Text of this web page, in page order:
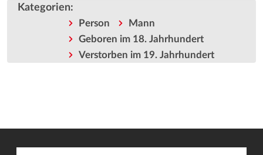
Kategorien:
Person
Mann
Geboren im 18. Jahrhundert
Verstorben im 19. Jahrhundert